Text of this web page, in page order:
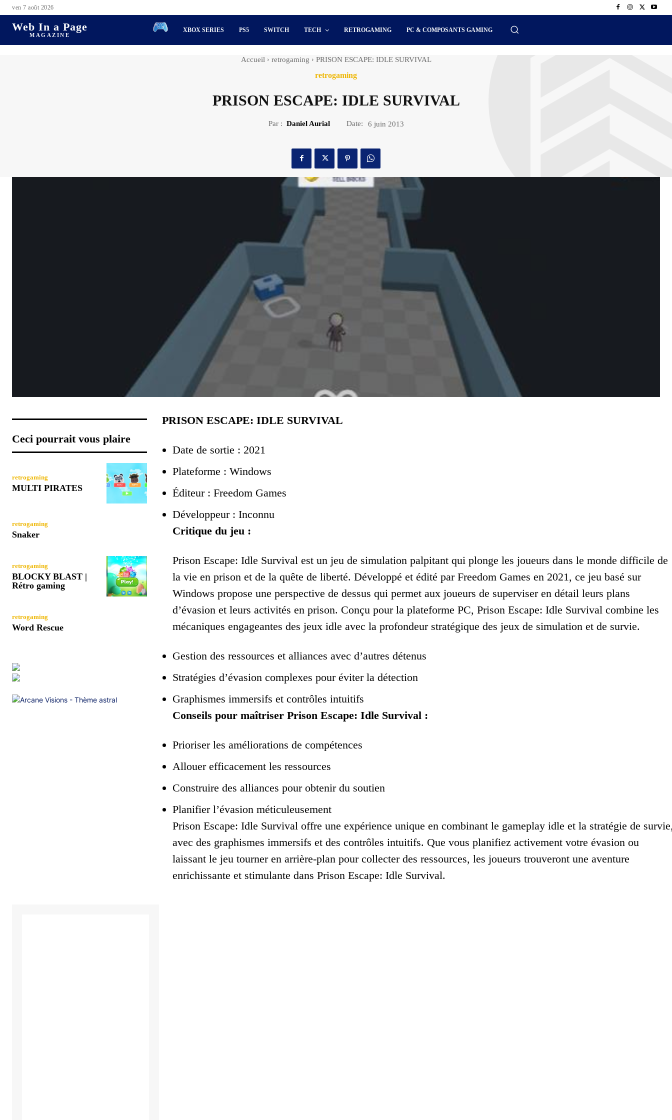
ven 7 août 2026
Web In a Page
MAGAZINE
XBOX SERIES PS5 SWITCH TECH RETROGAMING PC & COMPOSANTS GAMING
Accueil retrogaming PRISON ESCAPE: IDLE SURVIVAL
retrogaming
PRISON ESCAPE: IDLE SURVIVAL
Par : Daniel Aurial Date: 6 juin 2013
Ceci pourrait vous plaire
retrogaming
MULTI PIRATES
retrogaming
Snaker
retrogaming
BLOCKY BLAST |
Rétro gaming
retrogaming
Word Rescue
PRISON ESCAPE: IDLE SURVIVAL
Date de sortie : 2021
Plateforme : Windows
Éditeur : Freedom Games
Développeur : Inconnu
Critique du jeu :
Prison Escape: Idle Survival est un jeu de simulation palpitant qui plonge les joueurs dans le monde difficile de
la vie en prison et de la quête de liberté. Développé et édité par Freedom Games en 2021, ce jeu basé sur
Windows propose une perspective de dessus qui permet aux joueurs de superviser en détail leurs plans
d’évasion et leurs activités en prison. Conçu pour la plateforme PC, Prison Escape: Idle Survival combine les
mécaniques engageantes des jeux idle avec la profondeur stratégique des jeux de simulation et de survie.
Gestion des ressources et alliances avec d’autres détenus
Stratégies d’évasion complexes pour éviter la détection
Graphismes immersifs et contrôles intuitifs
Conseils pour maîtriser Prison Escape: Idle Survival :
Prioriser les améliorations de compétences
Allouer efficacement les ressources
Construire des alliances pour obtenir du soutien
Planifier l’évasion méticuleusement
Prison Escape: Idle Survival offre une expérience unique en combinant le gameplay idle et la stratégie de
avec des graphismes immersifs et des contrôles intuitifs. Que vous planifiez activement votre évasion ou
laissant le jeu tourner en arrière-plan pour collecter des ressources, les joueurs trouveront une aventure
enrichissante et stimulante dans Prison Escape: Idle Survival.